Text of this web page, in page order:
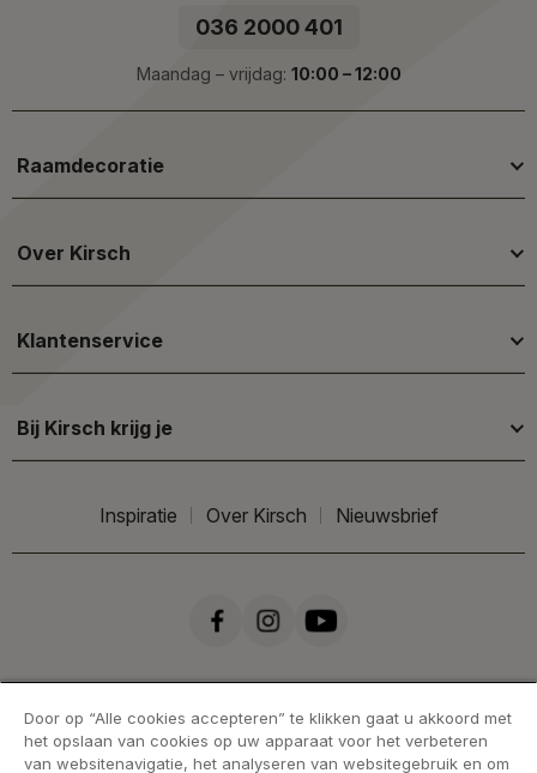
036 2000 401
Maandag – vrijdag: 10:00 – 12:00
Raamdecoratie
Over Kirsch
Klantenservice
Bij Kirsch krijg je
Inspiratie Over Kirsch Nieuwsbrief
Door op “Alle cookies accepteren” te klikken gaat u akkoord met
het opslaan van cookies op uw apparaat voor het verbeteren
van websitenavigatie, het analyseren van websitegebruik en om